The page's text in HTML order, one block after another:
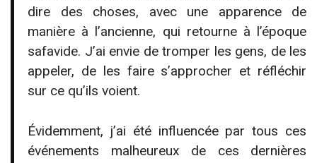
dire des choses, avec une apparence de
manière à l’ancienne, qui retourne à l’époque
safavide. J’ai envie de tromper les gens, de les
appeler, de les faire s’approcher et réfléchir
sur ce qu’ils voient.
Évidemment, j’ai été influencée par tous ces
événements malheureux de ces dernières